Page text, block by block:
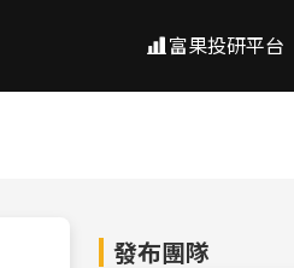
富果投研平台
發布團隊